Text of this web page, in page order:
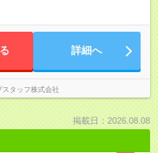
詳細へ
タッフ株式会社
掲載日：2026.08.08